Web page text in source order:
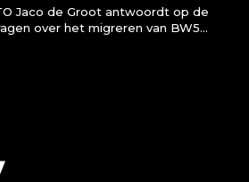
Jaco de Groot antwoordt op de
over het migreren van BW5